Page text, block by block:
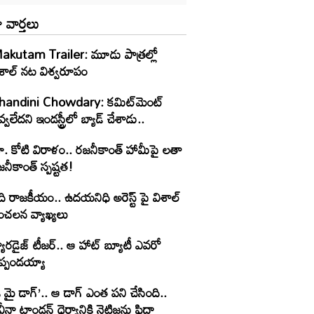
Trailer: మూడు పాత్రల్లో
నట విశ్వరూపం
Chowdary: కమిట్‌మెంట్
ఇండస్ట్రీలో బ్యాడ్ చేశాడు..
కోటి విరాళం.. రజనీకాంత్ హామీపై లతా
స్పష్టత!
రాజకీయం.. ఉదయనిధి అరెస్ట్ పై విశాల్
వ్యాఖ్యలు
టీజర్.. ఆ హాట్ బ్యూటీ ఎవరో
మై డాగ్’.. ఆ డాగ్ ఎంత పని చేసింది..